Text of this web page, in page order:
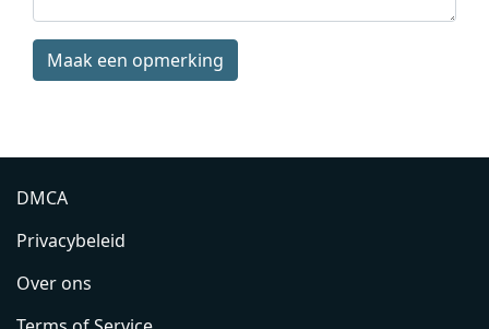
Maak een opmerking
DMCA
Privacybeleid
Over ons